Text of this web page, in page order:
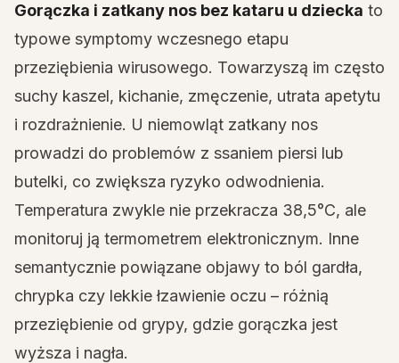
Gorączka i zatkany nos bez kataru u dziecka to
typowe symptomy wczesnego etapu
przeziębienia wirusowego. Towarzyszą im często
suchy kaszel, kichanie, zmęczenie, utrata apetytu
i rozdrażnienie. U niemowląt zatkany nos
prowadzi do problemów z ssaniem piersi lub
butelki, co zwiększa ryzyko odwodnienia.
Temperatura zwykle nie przekracza 38,5°C, ale
monitoruj ją termometrem elektronicznym. Inne
semantycznie powiązane objawy to ból gardła,
chrypka czy lekkie łzawienie oczu – różnią
przeziębienie od grypy, gdzie gorączka jest
wyższa i nagła.